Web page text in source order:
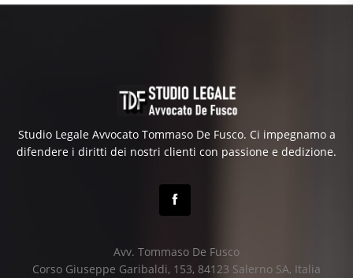
Studio Legale Avvocato Tommaso De Fusco. Ci impegnamo a
difendere i diritti dei nostri clienti con passione e dedizione.
Avv. Tommaso De Fusco
Corso Giuseppe Garibaldi, 153, 84123 Salerno SA, Italia